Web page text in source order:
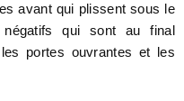
avant qui plissent sous le
qui sont au final
portes ouvrantes et les